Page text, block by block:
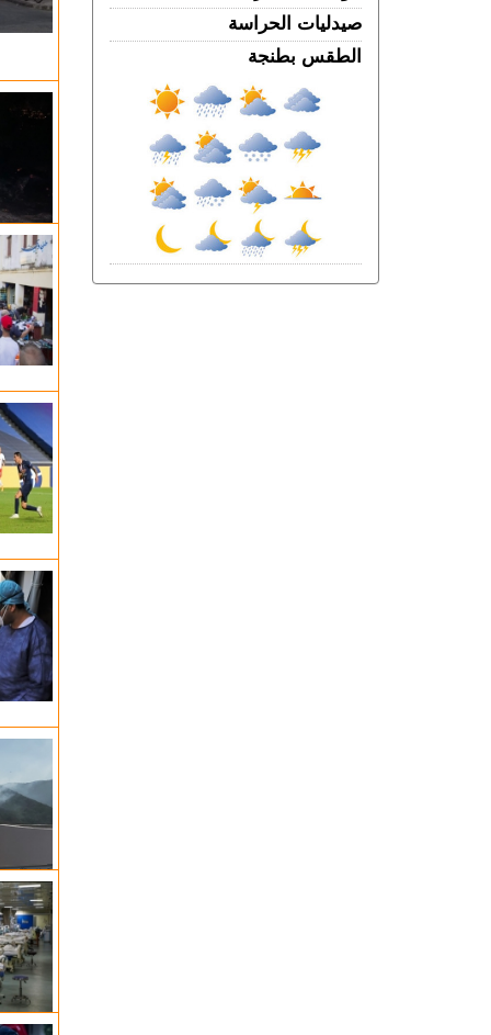
اندلاع حرائق الغابات إلى أعلى مستوى
الخميس 06 غشت | 18:06
لقيادة الفيفا
مهنيو الطاكسيات غاضبون بعد إدانة خمسة
الخميس 06 غشت | 12:28
بيان توضيحي.. مندوبية السجون تدحض
مزاعم بشأن غياب طبيب السجن
صيدليات الحراسة
الطقس بطنجة